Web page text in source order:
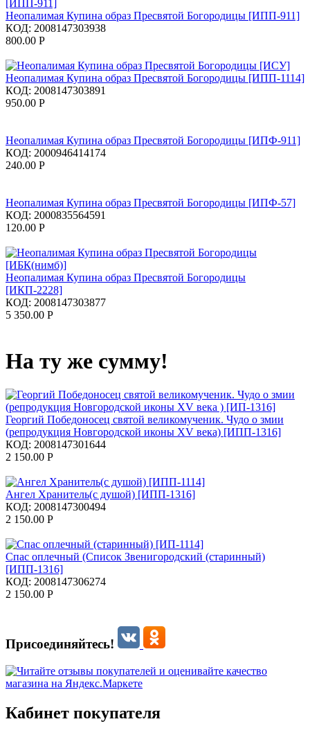
Неопалимая Купина образ Пресвятой Богородицы [ИПП-911]
КОД: 2008147303938
800.00 Р
Неопалимая Купина образ Пресвятой Богородицы [ИПП-1114]
КОД: 2008147303891
950.00 Р
Неопалимая Купина образ Пресвятой Богородицы [ИПФ-911]
КОД: 2000946414174
240.00 Р
Неопалимая Купина образ Пресвятой Богородицы [ИПФ-57]
КОД: 2000835564591
120.00 Р
Неопалимая Купина образ Пресвятой Богородицы
[ИКП-2228]
КОД: 2008147303877
5 350.00 Р
На ту же сумму!
Георгий Победоносец святой великомученик. Чудо о змии
(репродукция Новгородской иконы XV века) [ИПП-1316]
КОД: 2008147301644
2 150.00 Р
Ангел Хранитель(с душой) [ИПП-1316]
КОД: 2008147300494
2 150.00 Р
Спас оплечный (Список Звенигородский (старинный)
[ИПП-1316]
КОД: 2008147306274
2 150.00 Р
Присоединяйтесь!
Кабинет покупателя